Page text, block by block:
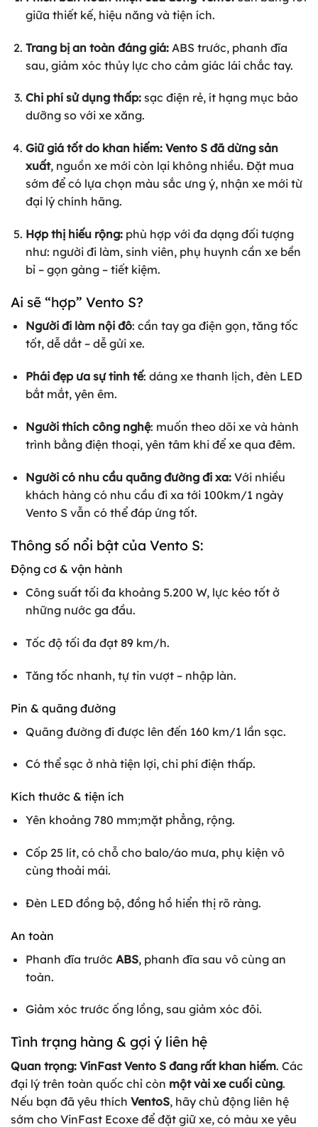
giữa thiết kế, hiệu năng và tiện ích.
Trang bị an toàn đáng giá:ABS trước, phanh đĩa
sau, giảm xóc thủy lực cho cảm giác lái chắc tay.
Chi phí sử dụng thấp:sạc điện rẻ, ít hạng mục bảo
dưỡng so với xe xăng.
Giữ giá tốt do khan hiếm: Vento S đã dừng sản
xuất, nguồn xe mới còn lại không nhiều. Đặt mua
sớm để có lựa chọn màu sắc ưng ý, nhận xe mới từ
đại lý chính hãng.
Hợp thị hiếu rộng:phù hợp với đa dạng đối tượng
như: người đi làm, sinh viên, phụ huynh cần xe bền
bỉ – gọn gàng – tiết kiệm.
Ai sẽ “hợp” Vento S?
Người đi làm nội đô: cần tay ga điện gọn, tăng tốc
tốt, dễ dắt – dễ gửi xe.
Phái đẹp ưa sự tinh tế: dáng xe thanh lịch, đèn LED
bắt mắt, yên êm.
Người thích công nghệ: muốn theo dõi xe và hành
trình bằng điện thoại, yên tâm khi để xe qua đêm.
Người có nhu cầu quãng đường đi xa: Với nhiều
khách hàng có nhu cầu đi xa tới 100km/1 ngày
Vento S vẫn có thể đáp ứng tốt.
Thông số nổi bật của Vento S:
Động cơ & vận hành
Công suất tối đa khoảng 5.200 W, lực kéo tốt ở
những nước ga đầu.
Tốc độ tối đa đạt 89 km/h.
Tăng tốc nhanh, tự tin vượt – nhập làn.
Pin & quãng đường
Quãng đường đi được lên đến 160 km/1 lần sạc.
Có thể sạc ở nhà tiện lợi, chi phí điện thấp.
Kích thước & tiện ích
Yên khoảng 780 mm;mặt phẳng, rộng.
Cốp 25 lít, có chỗ cho balo/áo mưa, phụ kiện vô
cùng thoải mái.
Đèn LED đồng bộ, đồng hồ hiển thị rõ ràng.
An toàn
Phanh đĩa trước ABS, phanh đĩa sau vô cùng an
toàn.
Giảm xóc trước ống lồng, sau giảm xóc đôi.
Tình trạng hàng & gợi ý liên hệ
Quan trọng: VinFastVento S đang rất khan hiếm. Các
đại lý trên toàn quốc chỉ còn một vài xe cuối cùng.
Nếu bạn đã yêu thích VentoS, hãy chủ động liên hệ
sớm cho VinFast Ecoxe để đặt giữ xe, có màu xe yêu